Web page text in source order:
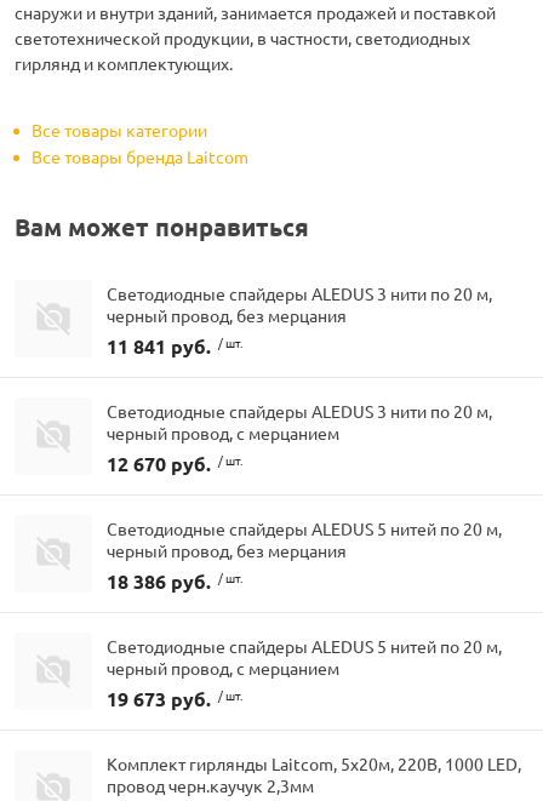
снаружи и внутри зданий, занимается продажей и поставкой
светотехнической продукции, в частности, светодиодных
гирлянд и комплектующих.
Все товары категории
Все товары бренда Laitcom
Вам может понравиться
Светодиодные спайдеры ALEDUS 3 нити по 20 м,
черный провод, без мерцания
11 841 руб. / шт.
Светодиодные спайдеры ALEDUS 3 нити по 20 м,
черный провод, с мерцанием
12 670 руб. / шт.
Светодиодные спайдеры ALEDUS 5 нитей по 20 м,
черный провод, без мерцания
18 386 руб. / шт.
Светодиодные спайдеры ALEDUS 5 нитей по 20 м,
черный провод, с мерцанием
19 673 руб. / шт.
Комплект гирлянды Laitcom, 5x20м, 220В, 1000 LED,
провод черн.каучук 2,3мм